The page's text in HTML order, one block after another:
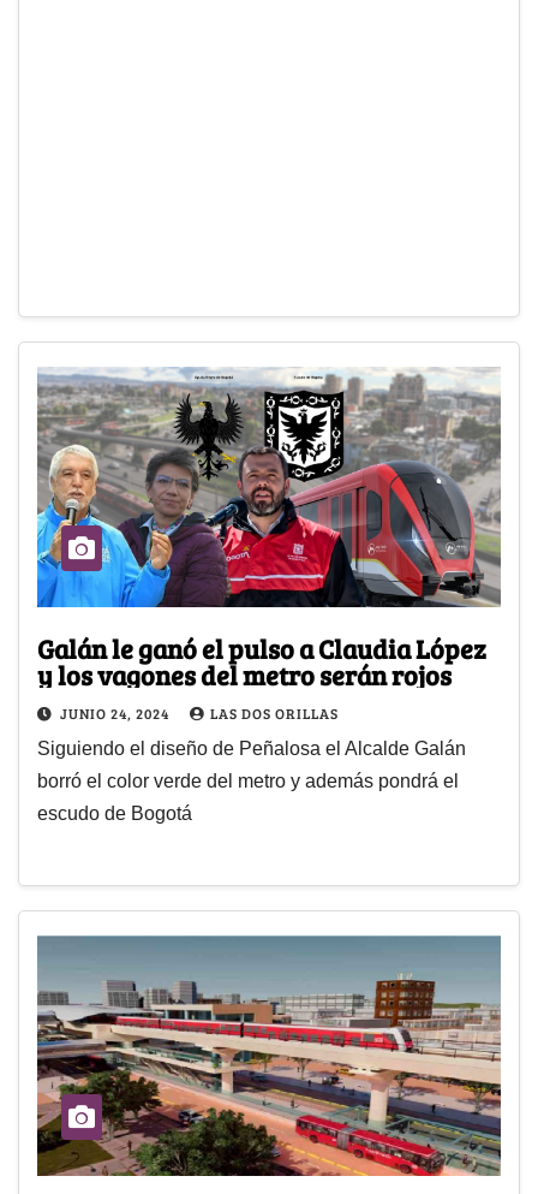
Galán le ganó el pulso a Claudia López
y los vagones del metro serán rojos
JUNIO 24, 2024 LAS DOS ORILLAS
Siguiendo el diseño de Peñalosa el Alcalde Galán
borró el color verde del metro y además pondrá el
escudo de Bogotá